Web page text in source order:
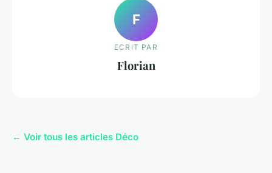
F
ECRIT PAR
Florian
← Voir tous les articles Déco